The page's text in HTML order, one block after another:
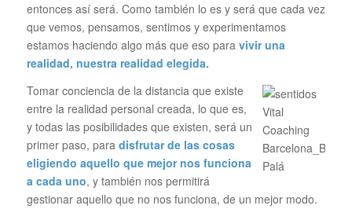
entonces así será. Como también lo es y será que cada vez
que vemos, pensamos, sentimos y experimentamos
estamos haciendo algo más que eso para vivir una
realidad, nuestra realidad elegida.
Tomar conciencia de la distancia que existe
entre la realidad personal creada, lo que es,
y todas las posibilidades que existen, será un
primer paso, para disfrutar de las cosas
eligiendo aquello que mejor nos funciona
a cada uno, y también nos permitirá
gestionar aquello que no nos funciona, de un mejor modo.